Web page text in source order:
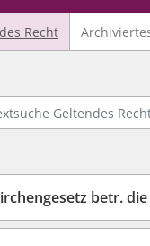
Recht
Geltendes Recht
betr.